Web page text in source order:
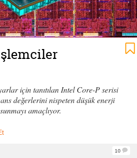
için tanıtılan Intel Core-P serisi
değerlerini nispeten düşük enerji
amaçlıyor.
10